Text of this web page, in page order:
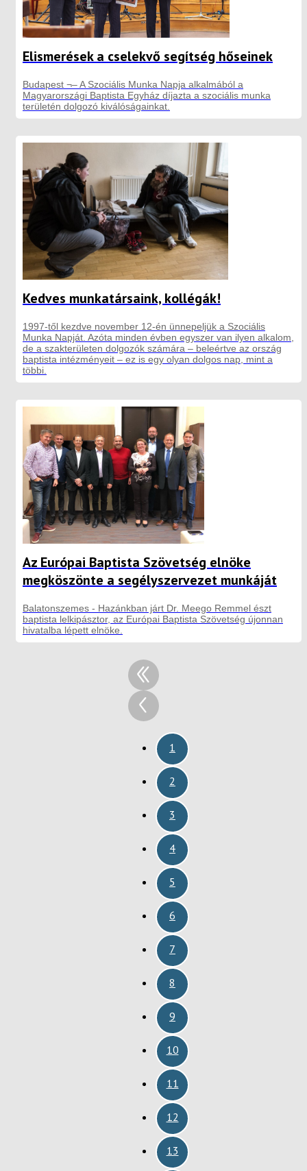
Elismerések a cselekvő segítség hőseinek
Budapest ¬– A Szociális Munka Napja alkalmából a
Magyarországi Baptista Egyház díjazta a szociális munka
területén dolgozó kiválóságainkat.
Kedves munkatársaink, kollégák!
1997-től kezdve november 12-én ünnepeljük a Szociális
Munka Napját. Azóta minden évben egyszer van ilyen alkalom,
de a szakterületen dolgozók számára – beleértve az ország
baptista intézményeit – ez is egy olyan dolgos nap, mint a
többi.
Az Európai Baptista Szövetség elnöke
megköszönte a segélyszervezet munkáját
Balatonszemes - Hazánkban járt Dr. Meego Remmel észt
baptista lelkipásztor, az Európai Baptista Szövetség újonnan
hivatalba lépett elnöke.
1
2
3
4
5
6
7
8
9
10
11
12
13